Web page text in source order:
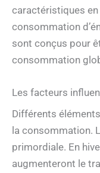
caractéristiques
consommation
sont conçus pour
consommation
Les facteurs
Différents
la consommation.
primordiale. En
augmenteront le